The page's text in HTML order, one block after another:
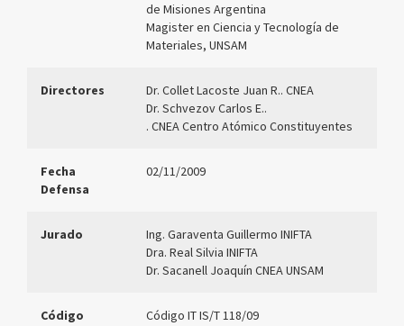
de Misiones Argentina
Magister en Ciencia y Tecnología de
Materiales, UNSAM
Directores
Dr. Collet Lacoste Juan R.. CNEA
Dr. Schvezov Carlos E..
. CNEA Centro Atómico Constituyentes
Fecha
Defensa
02/11/2009
Jurado
Ing. Garaventa Guillermo INIFTA
Dra. Real Silvia INIFTA
Dr. Sacanell Joaquín CNEA UNSAM
Código Código IT IS/T 118/09